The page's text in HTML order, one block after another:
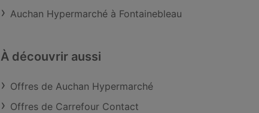
Auchan Hypermarché à Fontainebleau
À découvrir aussi
Offres de Auchan Hypermarché
Offres de Carrefour Contact